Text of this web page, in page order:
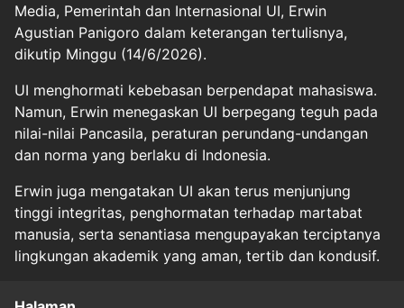
Media, Pemerintah dan Internasional UI, Erwin
Agustian Panigoro dalam keterangan tertulisnya,
dikutip Minggu (14/6/2026).
UI menghormati kebebasan berpendapat mahasiswa.
Namun, Erwin menegaskan UI berpegang teguh pada
nilai-nilai Pancasila, peraturan perundang-undangan
dan norma yang berlaku di Indonesia.
Erwin juga mengatakan UI akan terus menjunjung
tinggi integritas, penghormatan terhadap martabat
manusia, serta senantiasa mengupayakan terciptanya
lingkungan akademik yang aman, tertib dan kondusif.